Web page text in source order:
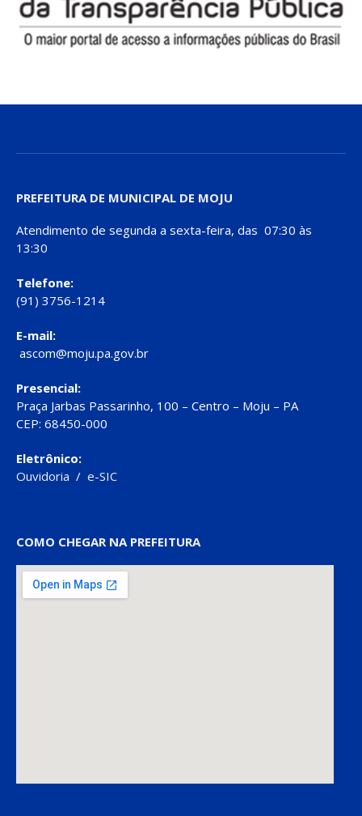
PREFEITURA DE MUNICIPAL DE MOJU
Atendimento de segunda a sexta-feira, das 07:30 às
13:30
Telefone:
(91) 3756-1214
E-mail:
ascom@moju.pa.gov.br
Presencial:
Praça Jarbas Passarinho, 100 – Centro – Moju – PA
CEP: 68450-000
Eletrônico:
Ouvidoria / e-SIC
COMO CHEGAR NA PREFEITURA